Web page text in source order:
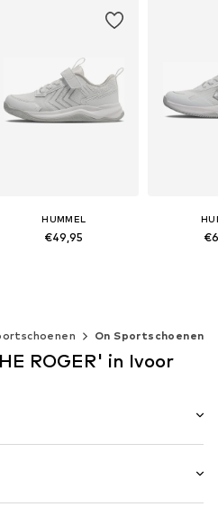
HUMMEL
€49,95
On Sportschoenen
ROGER' in Ivoor